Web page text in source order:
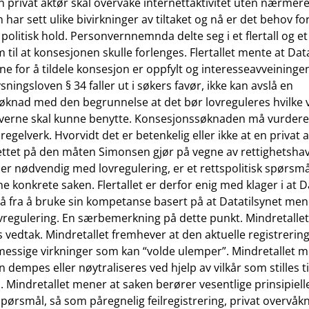
har sett ulike bivirkninger av tiltaket og nå er det behov
hold. Personvernnemnda delte seg i et flertall og
til at konsesjonen skulle forlenges. Flertallet mente at
for å tildele konsesjon er oppfylt og
§ 34 faller ut i søkers favør, ikke kan avslå en
med den begrunnelse at det bør lovreguleres hvilke
skal kunne benytte. Konsesjonssøknaden må
Hvorvidt det er betenkelig eller ikke at en privat
på den måten Simonsen gjør på vegne av
nødvendig med lovregulering, er et rettspolitisk
konkrete saken. Flertallet er derfor enig med klager i at
fra å bruke sin kompetanse basert på at Datatilsynet
En særbemerkning på dette punkt.
vedtak. Mindretallet fremhever at den aktuelle
virkninger som kan “volde ulemper”. Mindretallet
dempes eller nøytraliseres ved hjelp av vilkår som stilles
Mindretallet mener at saken berører vesentlige
så som påregnelig feilregistrering, privat